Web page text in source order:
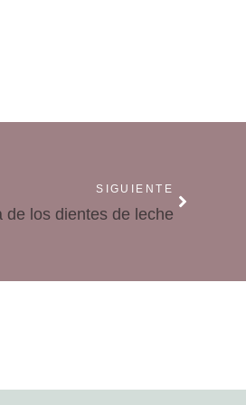
SIGUIENTE
de los dientes de leche